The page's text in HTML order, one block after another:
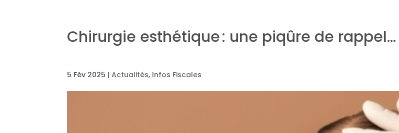
Chirurgie esthétique : une piqûre de rappel…
5 Fév 2025 |Actualités, Infos Fiscales